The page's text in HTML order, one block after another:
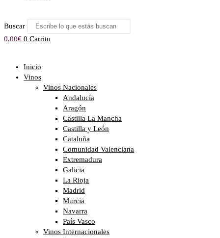
Buscar
0,00€ 0 Carrito
Inicio
Vinos
Vinos Nacionales
Andalucía
Aragón
Castilla La Mancha
Castilla y León
Cataluña
Comunidad Valenciana
Extremadura
Galicia
La Rioja
Madrid
Murcia
Navarra
País Vasco
Vinos Internacionales